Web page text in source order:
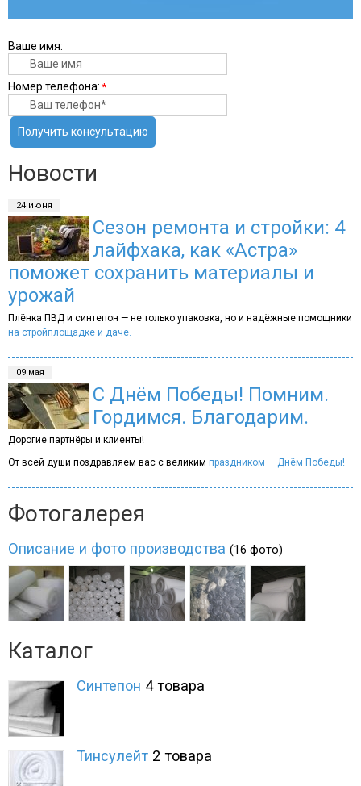
Ваше имя:
Номер телефона: *
Получить консультацию
Новости
24 июня
Сезон ремонта и стройки: 4
лайфхака, как «Астра»
поможет сохранить материалы и
урожай
Плёнка ПВД и синтепон — не только упаковка, но и надёжные помощники
на стройплощадке и даче.
09 мая
С Днём Победы! Помним.
Гордимся. Благодарим.
Дорогие партнёры и клиенты!
От всей души поздравляем вас с великим праздником — Днём Победы!
Фотогалерея
Описание и фото производства (16 фото)
Каталог
Синтепон 4 товара
Тинсулейт 2 товара